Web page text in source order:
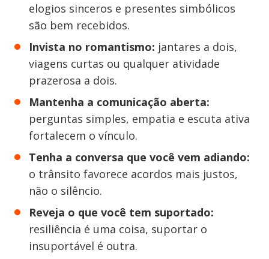
elogios sinceros e presentes simbólicos
são bem recebidos.
Invista no romantismo: jantares a dois,
viagens curtas ou qualquer atividade
prazerosa a dois.
Mantenha a comunicação aberta:
perguntas simples, empatia e escuta ativa
fortalecem o vínculo.
Tenha a conversa que você vem adiando:
o trânsito favorece acordos mais justos,
não o silêncio.
Reveja o que você tem suportado:
resiliência é uma coisa, suportar o
insuportável é outra.